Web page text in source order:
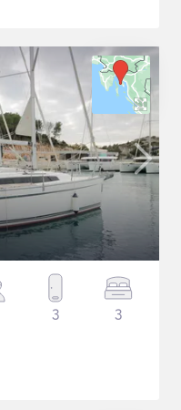
3 3